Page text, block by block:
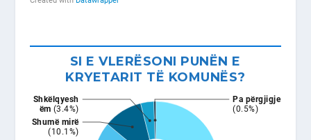
SI E VLERËSONI PUNËN E
KRYETARIT TË KOMUNËS?